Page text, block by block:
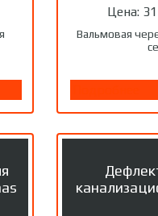
Цена:
Вальмовая